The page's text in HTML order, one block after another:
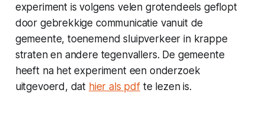
experiment is volgens velen grotendeels geflopt
door gebrekkige communicatie vanuit de
gemeente, toenemend sluipverkeer in krappe
straten en andere tegenvallers. De gemeente
heeft na het experiment een onderzoek
uitgevoerd, dat hier als pdfte lezen is.